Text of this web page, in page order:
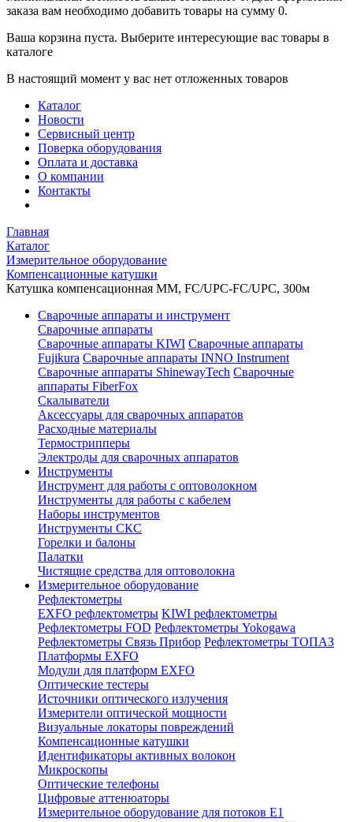
заказа вам необходимо добавить товары на сумму 0.
Ваша корзина пуста. Выберите интересующие вас товары в
каталоге
В настоящий момент у вас нет отложенных товаров
Каталог
Новости
Сервисный центр
Поверка оборудования
Оплата и доставка
О компании
Контакты
Главная
Каталог
Измерительное оборудование
Компенсационные катушки
Катушка компенсационная MM, FC/UPC-FC/UPC, 300м
Сварочные аппараты и инструмент
Сварочные аппараты
Сварочные аппараты KIWI Сварочные аппараты
Fujikura Сварочные аппараты INNO Instrument
Сварочные аппараты ShinewayTech Cварочные
аппараты FiberFox
Скалыватели
Аксессуары для сварочных аппаратов
Расходные материалы
Термострипперы
Электроды для сварочных аппаратов
Инструменты
Инструмент для работы с оптоволокном
Инструменты для работы с кабелем
Наборы инструментов
Инструменты СКС
Горелки и балоны
Палатки
Чистящие средства для оптоволокна
Измерительное оборудование
Рефлектометры
EXFO рефлектометры KIWI рефлектометры
Рефлектометры FOD Рефлектометры Yokogawa
Рефлектометры Связь Прибор Рефлектометры ТОПАЗ
Платформы EXFO
Модули для платформ EXFO
Оптические тестеры
Источники оптического излучения
Измерители оптической мощности
Визуальные локаторы повреждений
Компенсационные катушки
Идентификаторы активных волокон
Микроскопы
Оптические телефоны
Цифровые аттенюаторы
Измерительное оборудование для потоков Е1